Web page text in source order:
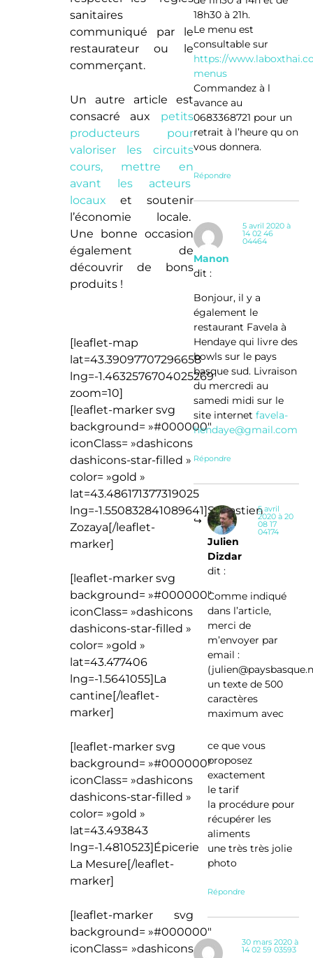
sanitaires
communiqué par le
restaurateur ou le
commerçant.
Un autre article est
consacré aux petits
producteurs pour
valoriser les circuits
cours, mettre en
avant les acteurs
locaux et soutenir
l’économie locale.
Une bonne occasion
également de
découvrir de bons
produits !
[leaflet-map
lat=43.39097707296658
lng=-1.4632576704025269
zoom=10]
[leaflet-marker svg
background= »#000000″
iconClass= »dashicons
dashicons-star-filled »
color= »gold »
lat=43.486171377319025
lng=-1.550832841089641]Sébastien
Zozaya[/leaflet-
marker]
[leaflet-marker svg
background= »#000000″
iconClass= »dashicons
dashicons-star-filled »
color= »gold »
lat=43.477406
lng=-1.5641055]La
cantine[/leaflet-
marker]
[leaflet-marker svg
background= »#000000″
iconClass= »dashicons
dashicons-star-filled »
color= »gold »
lat=43.493843
lng=-1.4810523]Épicerie
La Mesure[/leaflet-
marker]
[leaflet-marker svg
background= »#000000″
iconClass= »dashicons
18h30 à 21h.
Le menu est
consultable sur
https://
menus
Commandez à l
avance au
0683368721 pour un
retrait à l’heure qu on
vous donnera.
Répondre
Manon
dit :
5 avril 2020 à
14 02 46
04464
Bonjour, il y a
également le
restaurant Favela à
Hendaye qui livre des
bowls sur le pays
basque sud. Livraison
du mercredi au
samedi midi sur le
site internetfavela-
hendaye@gmail.com
Répondre
Julien
Dizdar
dit :
5 avril
2020 à 20
08 17
04174
Comme indiqué
dans l’article,
merci de
m’envoyer par
email :
(
un texte de 500
caractères
maximum avec
ce que vous
proposez
exactement
le tarif
la procédure pour
récupérer les
aliments
une très très jolie
photo
Répondre
30 mars 2020 à
14 02 59 03593